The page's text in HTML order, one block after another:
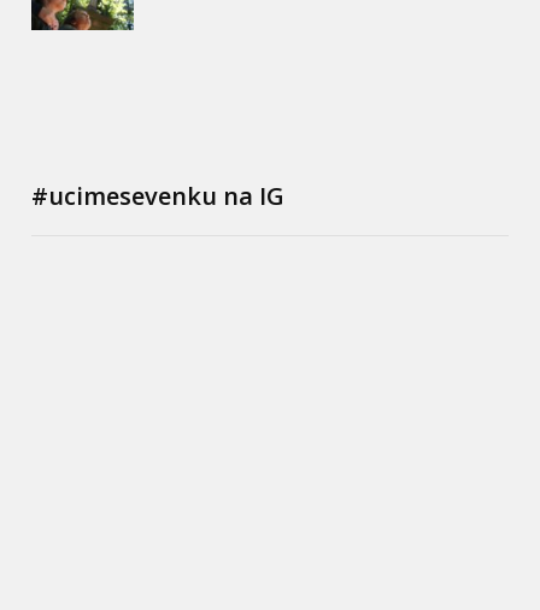
#ucimesevenku na IG